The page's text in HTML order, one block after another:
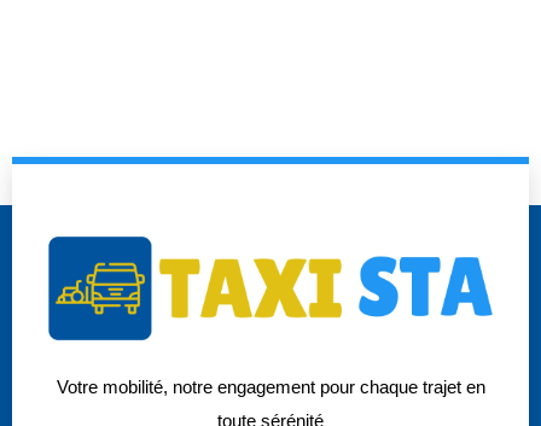
Votre mobilité, notre engagement pour chaque trajet en
toute sérénité